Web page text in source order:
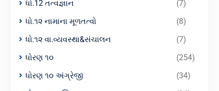
ધો.12 તત્વજ્ઞાન
(7)
ધો.૧૨ નામાના મૂળતત્વો
(8)
ધો.૧૨ વા.વ્યવસ્થા&સંચાલન
(7)
ધોરણ ૧૦
(254)
ધોરણ ૧૦ અંગ્રેજી
(34)